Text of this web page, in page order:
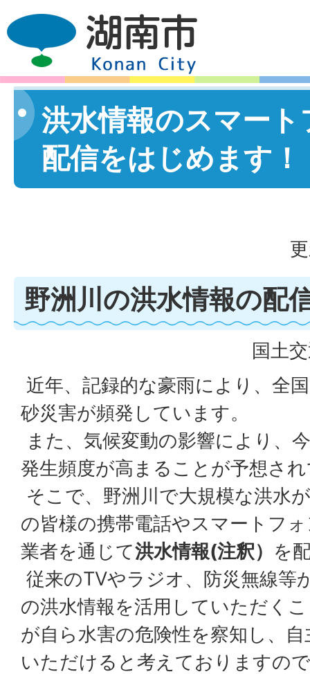
洪水情報のスマー
配信をはじめます！
野洲川の洪水情報の配
国土
近年、記録的な豪雨により、全
砂災害が頻発しています。
また、気候変動の影響により、
発生頻度が高まることが予想さ
そこで、野洲川で大規模な洪水
の皆様の携帯電話やスマートフ
業者を通じて洪水情報(注釈） を
従来のTVやラジオ、防災無線等
の洪水情報を活用していただく
が自ら水害の危険性を察知し、
いただけると考えておりますの